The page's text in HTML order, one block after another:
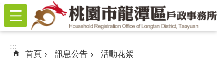
跳到主要內容區塊
:::
:::
首頁 訊息公告 活動花絮